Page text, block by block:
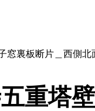
窓裏板断片＿西側
重塔